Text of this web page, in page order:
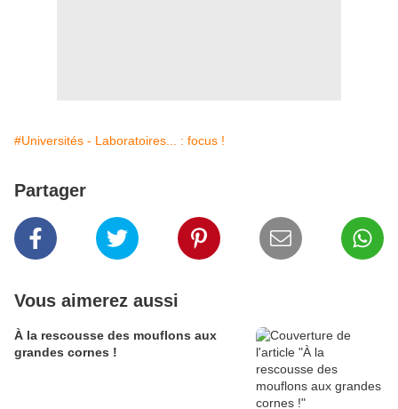
#Universités - Laboratoires... : focus !
Partager
Vous aimerez aussi
À la rescousse des mouflons aux
grandes cornes !